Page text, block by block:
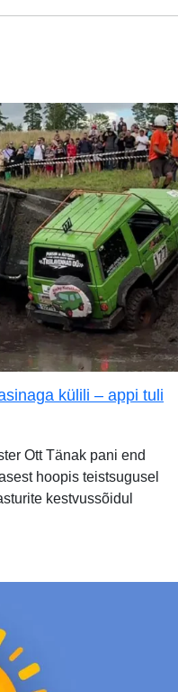
külili – appi tuli
Ott Tänak pani end
hoopis teistsugusel
kestvussõidul